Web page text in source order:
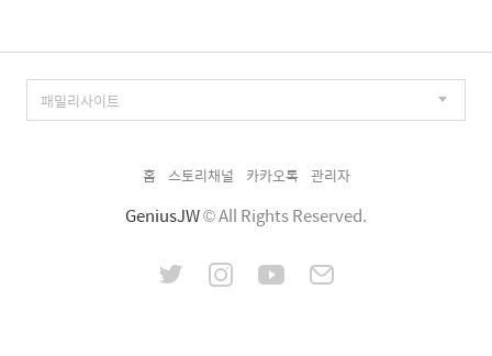
홈 스토리채널 카카오톡 관리자
GeniusJW© All Rights Reserved.